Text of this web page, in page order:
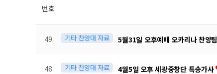
번호
49 기타 찬양대 자료 5월31일 오후예배 오카리나 찬양팀
48 기타 찬양대 자료 4월5일 오후 세광중창단 특송가사